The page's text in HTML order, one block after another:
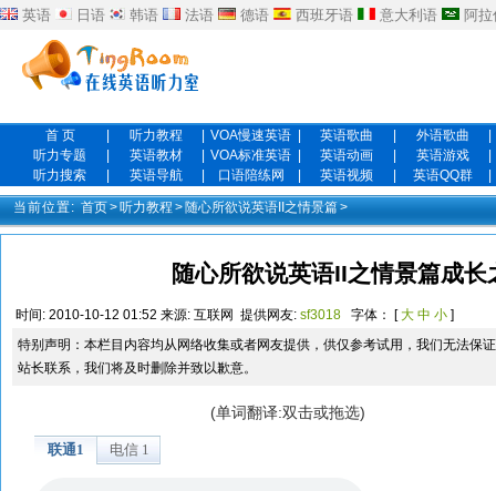
英语 日语 韩语 法语 德语 西班牙语 意大利语 阿
首 页 听力教程 VOA慢速英语 英语歌曲 外语歌曲
听力专题
英语教材 VOA标准英语 英语动画 英语游戏
听力搜索
英语导航 口语陪练网 英语视频 英语QQ群
当前位置: 首页>听力教程 > 随心所欲说英语II之情景篇>
随心所欲说英语II之情景篇成长
时间: 2010-10-12 01:52 来源: 互联网 提供网友: sf3018 字体： [大 中 小 ]
特别声明：本栏目内容均从网络收集或者网友提供，供仅参考试用，我们无法保
站长联系，我们将及时删除并致以歉意。
(单词翻译:双击或拖选)